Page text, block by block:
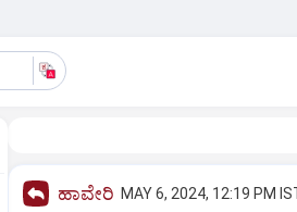
ಹಾವೇರಿ MAY 6, 2024, 12:19 PM